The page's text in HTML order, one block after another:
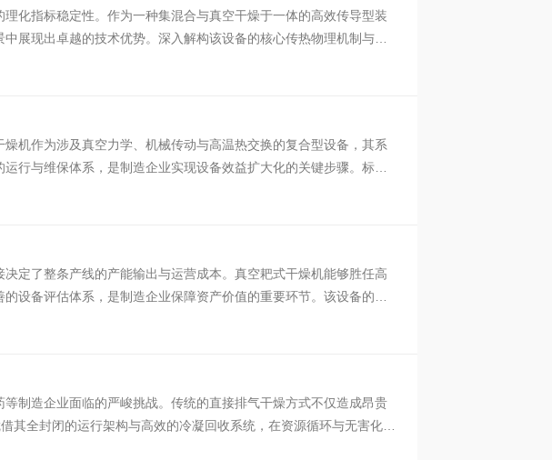
化指标稳定性。作为一种集混合与真空干燥于一体的高效传导型装
展现出卓越的技术优势。深入解构该设备的核心传热物理机制与混
机作为涉及真空力学、机械传动与高温热交换的复合型设备，其系
行与维保体系，是制造企业实现设备效益扩大化的关键步骤。标准
定了整条产线的产能输出与运营成本。真空耙式干燥机能够胜任高
设备评估体系，是制造企业保障资产价值的重要环节。该设备的主
制造企业面临的严峻挑战。传统的直接排气干燥方式不仅造成昂贵
其全封闭的运行架构与高效的冷凝回收系统，在资源循环与无害化工